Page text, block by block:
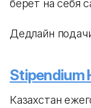
берет на себя
Дедлайн
Stipendium
Казахстан